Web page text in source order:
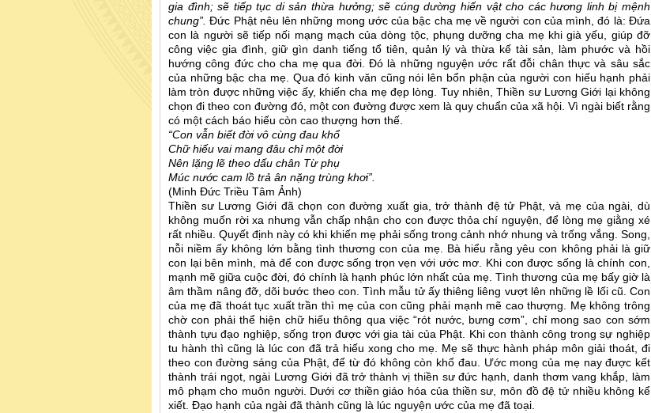
gia đình; sẽ tiếp tục di sản thừa hưởng; sẽ cúng dường hiến vật cho các hương linh bị mệnh
chung”.Đức Phật nêu lên những mong ước của bậc cha mẹ về người con của mình, đó là: Đứa
con là người sẽ tiếp nối mạng mạch của dòng tộc, phụng dưỡng cha mẹ khi già yếu, giúp đỡ
công việc gia đình, giữ gìn danh tiếng tổ tiên, quản lý và thừa kế tài sản, làm phước và hồi
hướng công đức cho cha mẹ qua đời. Đó là những nguyện ước rất đỗi chân thực và sâu sắc
của những bậc cha mẹ. Qua đó kinh văn cũng nói lên bổn phận của người con hiếu hạnh phải
làm tròn được những việc ấy, khiến cha mẹ đẹp lòng. Tuy nhiên, Thiền sư Lương Giới lại không
chọn đi theo con đường đó, một con đường được xem là quy chuẩn của xã hội. Vì ngài biết rằng
có một cách báo hiếu còn cao thượng hơn thế.
“Con vẫn biết đời vô cùng đau khổ
Chữ hiếu vai mang đâu chỉ một đời
Nên lặng lẽ theo dấu chân Từ phụ
Múc nước cam lồ trả ân nặng trùng khơi”.
(Minh Đức Triều Tâm Ảnh)
Thiền sư Lương Giới đã chọn con đường xuất gia, trở thành đệ tử Phật, và mẹ của ngài, dù
không muốn rời xa nhưng vẫn chấp nhận cho con được thỏa chí nguyện, để lòng mẹ giằng xé
rất nhiều. Quyết định này có khi khiến mẹ phải sống trong cảnh nhớ nhung và trống vắng. Song,
nỗi niềm ấy không lớn bằng tình thương con của mẹ. Bà hiểu rằng yêu con không phải là giữ
con lại bên mình, mà để con được sống trọn vẹn với ước mơ. Khi con được sống là chính con,
mạnh mẽ giữa cuộc đời, đó chính là hạnh phúc lớn nhất của mẹ. Tình thương của mẹ bấy giờ là
âm thầm nâng đỡ, dõi bước theo con. Tình mẫu tử ấy thiêng liêng vượt lên những lề lối cũ. Con
của mẹ đã thoát tục xuất trần thì mẹ của con cũng phải mạnh mẽ cao thượng. Mẹ không trông
chờ con phải thể hiện chữ hiếu thông qua việc “rót nước, bưng cơm”, chỉ mong sao con sớm
thành tựu đạo nghiệp, sống trọn được với gia tài của Phật. Khi con thành công trong sự nghiệp
tu hành thì cũng là lúc con đã trả hiếu xong cho mẹ. Mẹ sẽ thực hành pháp môn giải thoát, đi
theo con đường sáng của Phật, để từ đó không còn khổ đau. Ước mong của mẹ nay được kết
thành trái ngọt, ngài Lương Giới đã trở thành vị thiền sư đức hạnh, danh thơm vang khắp, làm
mô phạm cho muôn người. Dưới cơ thiền giáo hóa của thiền sư, môn đồ đệ tử nhiều không kể
xiết. Đạo hạnh của ngài đã thành cũng là lúc nguyện ước của mẹ đã toại.